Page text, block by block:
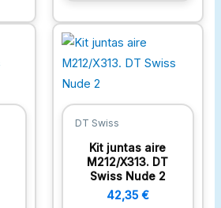
DT Swiss
Kit juntas aire
M212/X313. DT
Swiss Nude 2
42,35 €